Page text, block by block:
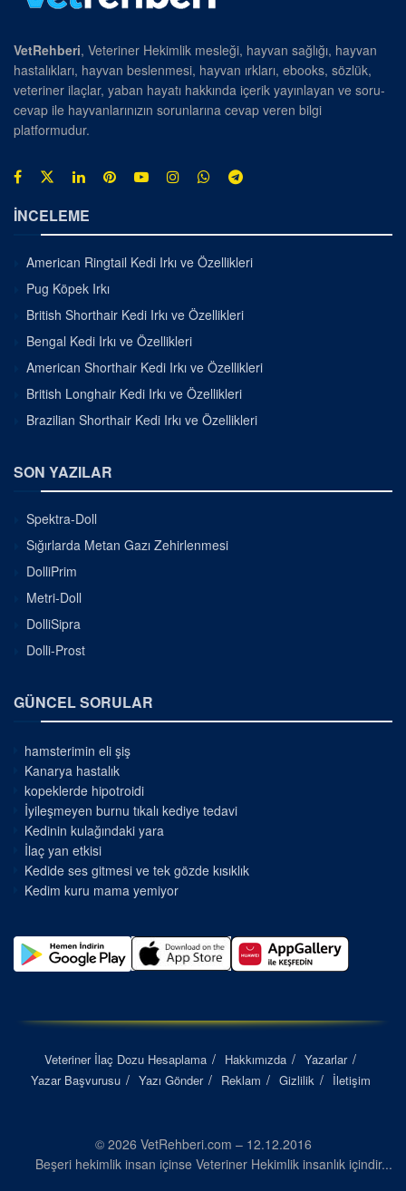
VetRehberi, Veteriner Hekimlik mesleği, hayvan sağlığı, hayvan
hastalıkları, hayvan beslenmesi, hayvan ırkları, ebooks, sözlük,
veteriner ilaçlar, yaban hayatı hakkında içerik yayınlayan ve soru-
cevap ile hayvanlarınızın sorunlarına cevap veren bilgi
platformudur.
İNCELEME
American Ringtail Kedi Irkı ve Özellikleri
Pug Köpek Irkı
British Shorthair Kedi Irkı ve Özellikleri
Bengal Kedi Irkı ve Özellikleri
American Shorthair Kedi Irkı ve Özellikleri
British Longhair Kedi Irkı ve Özellikleri
Brazilian Shorthair Kedi Irkı ve Özellikleri
SON YAZILAR
Spektra-Doll
Sığırlarda Metan Gazı Zehirlenmesi
DolliPrim
Metri-Doll
DolliSipra
Dolli-Prost
GÜNCEL SORULAR
hamsterimin eli şiş
Kanarya hastalık
kopeklerde hipotroidi
İyileşmeyen burnu tıkalı kediye tedavi
Kedinin kulağındaki yara
İlaç yan etkisi
Kedide ses gitmesi ve tek gözde kısıklık
Kedim kuru mama yemiyor
Veteriner İlaç Dozu Hesaplama Hakkımızda
Yazarlar
Yazar Başvurusu
Yazı Gönder Reklam Gizlilik İletişim
© 2026 VetRehberi.com – 12.12.2016
Beşeri hekimlik insan içinse Veteriner Hekimlik insanlık içindir...